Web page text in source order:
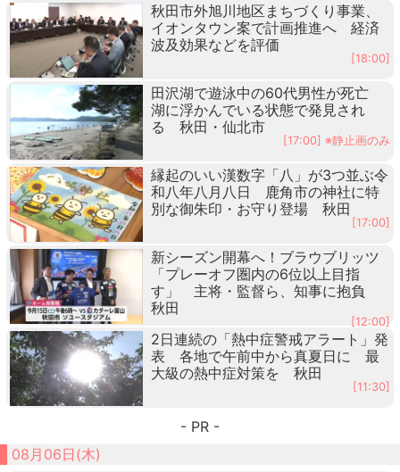
秋田市外旭川地区まちづくり事業、
イオンタウン案で計画推進へ 経済
波及効果などを評価
[18:00]
田沢湖で遊泳中の60代男性が死亡
湖に浮かんでいる状態で発見され
る 秋田・仙北市
[17:00] ※静止画のみ
縁起のいい漢数字「八」が3つ並ぶ令
和八年八月八日 鹿角市の神社に特
別な御朱印・お守り登場 秋田
[17:00]
新シーズン開幕へ！ブラウブリッツ
「プレーオフ圏内の6位以上目指
す」 主将・監督ら、知事に抱負
秋田
[12:00]
2日連続の「熱中症警戒アラート」発
表 各地で午前中から真夏日に 最
大級の熱中症対策を 秋田
[11:30]
- PR -
08月06日(木)